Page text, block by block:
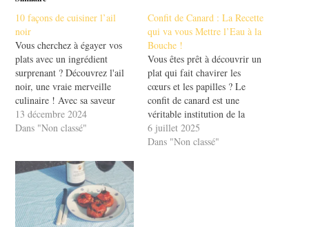
10 façons de cuisiner l’ail
noir
Vous cherchez à égayer vos
plats avec un ingrédient
surprenant ? Découvrez l'ail
noir, une vraie merveille
culinaire ! Avec sa saveur
douce et umami, il peut
transformer n'importe quel
article, nous allons explorer
10 façons de cuisiner l'ail
noir. Que vous…
13 décembre 2024
Dans "Non classé"
Confit de Canard : La Recette
qui va vous Mettre l’Eau à la
Bouche !
Vous êtes prêt à découvrir un
plat qui fait chavirer les
cœurs et les papilles ? Le
confit de canard est une
véritable institution de la
cuisine française. Avec sa
texture fondante et son goût
6 juillet 2025
Dans "Non classé"